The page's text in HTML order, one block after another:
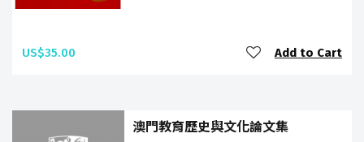
US$35.00 Add to Cart
澳門教育歷史與文化論文集